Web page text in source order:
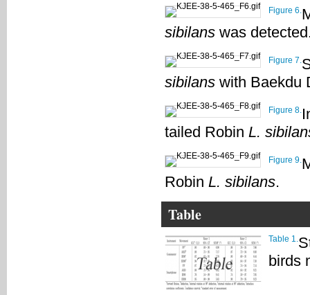
Figure 6.
sibilans was
Figure 7.
sibilans with Baekdu
Figure 8.
tailed Robin L.
Figure 9.
Robin L. sibilans.
Table
Table 1.
birds